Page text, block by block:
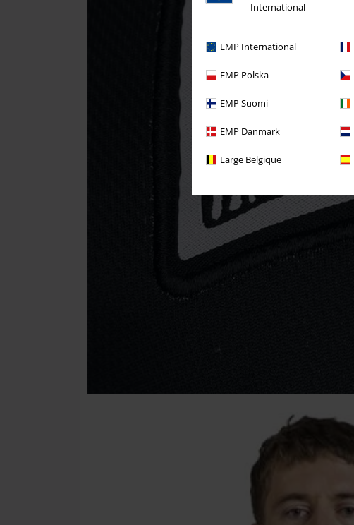
International
EMP International
EMP Polska
EMP Suomi
EMP Danmark
Large Belgique